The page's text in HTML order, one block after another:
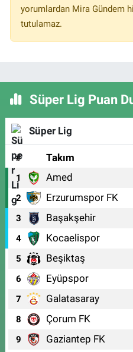
yorumlardan Mira Gündem
tutulamaz.
Süper Lig Puan
Süper Lig
# Takım
1 Amed
2 Erzurumspor FK
3 Başakşehir
4 Kocaelispor
5 Beşiktaş
6 Eyüpspor
7 Galatasaray
8 Çorum FK
9 Gaziantep FK